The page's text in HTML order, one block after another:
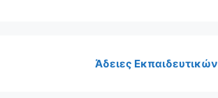
Άδειες Εκπαιδευτικών